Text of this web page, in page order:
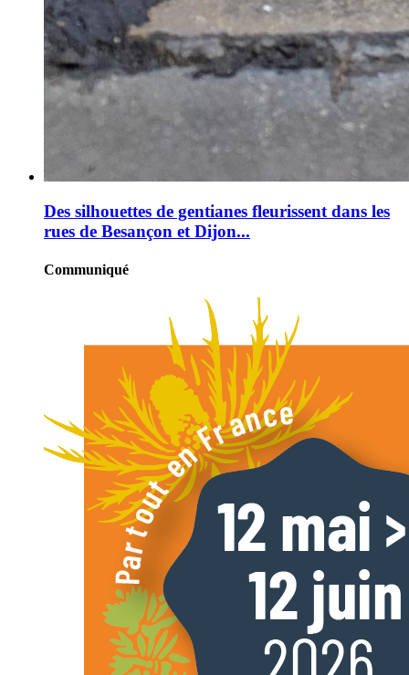
Des silhouettes de gentianes fleurissent dans les
rues de Besançon et Dijon...
Communiqué